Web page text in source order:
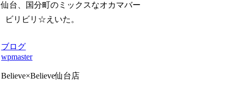
仙台、国分町のミックスなオカマバー
ビリビリ☆えいた。
ブログ
wpmaster
Believe×Believe仙台店